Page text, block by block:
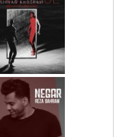
دانلود آلبوم جدید
خسروی بنام